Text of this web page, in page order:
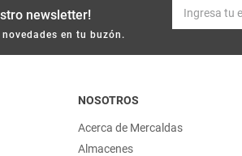
newsletter!
en tu buzón.
NOSOTROS
Acerca de Mercaldas
Almacenes